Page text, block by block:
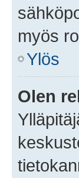
myös
Ylös
Olen